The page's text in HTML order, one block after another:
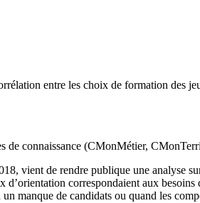
entre les choix de formation des
de connaissance (CMonMétier,
vient de rendre publique une analyse
correspondaient aux besoins
manque de candidats ou quand les